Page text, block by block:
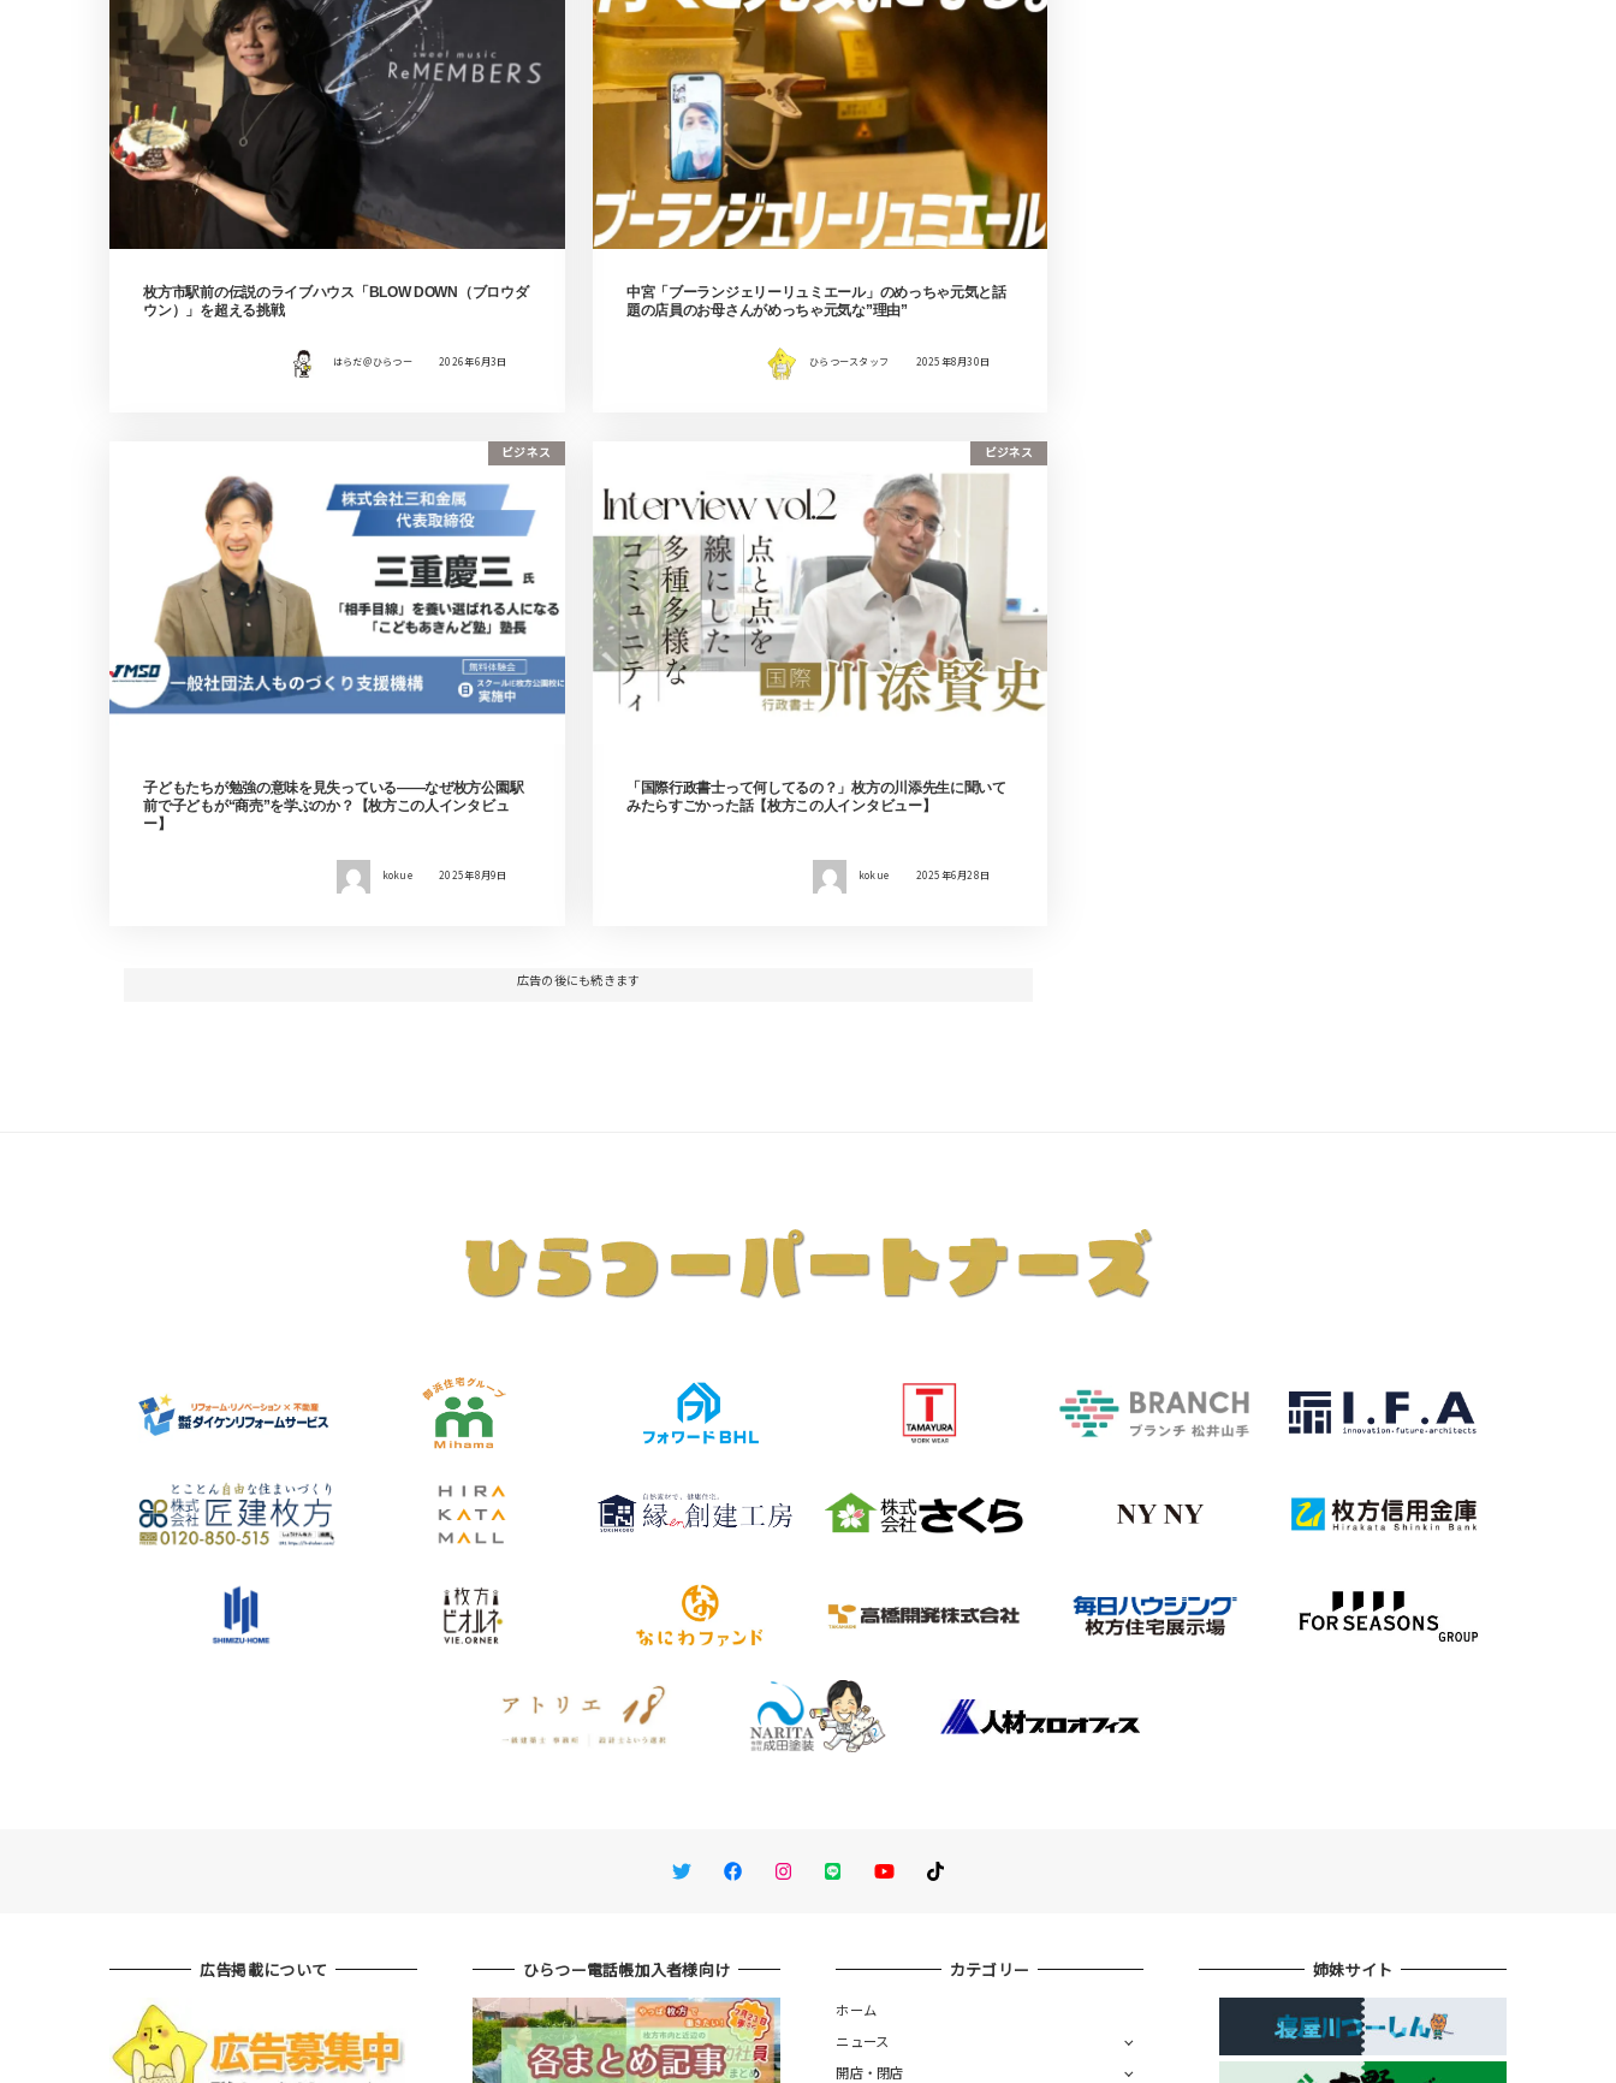
枚方市駅前の伝説のライブハウス「BLOW DOWN（ブロウダ
ウン）」を超える挑戦
はらだ＠ひらつー 2026年6月3日
中宮「ブーランジェリーリュミエール」のめっちゃ元気と話
題の店員のお母さんがめっちゃ元気な”理由”
ひらつースタッフ 2025年8月30日
ビジネス
子どもたちが勉強の意味を見失っている——なぜ枚方公園駅
前で子どもが“商売”を学ぶのか？【枚方この人インタビュ
ー】
kokue 2025年8月9日
ビジネス
「国際行政書士って何してるの？」枚方の川添先生に聞いて
みたらすごかった話【枚方この人インタビュー】
kokue 2025年6月28日
広告の後にも続きます
TwitterFacebookInstagram
LINE You TubeTikTok
広告掲載について ひらつー電話帳加入者様向け カテゴリー
ホーム
ニュース
開店・閉店
姉妹サイト